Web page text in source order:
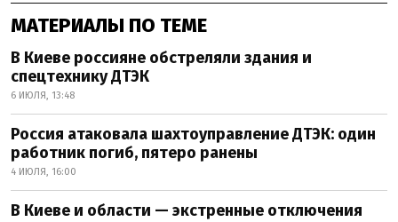
МАТЕРИАЛЫ ПО ТЕМЕ
В Киеве россияне обстреляли здания и
спецтехнику ДТЭК
6 ИЮЛЯ, 13:48
Россия атаковала шахтоуправление ДТЭК: один
работник погиб, пятеро ранены
4 ИЮЛЯ, 16:00
В Киеве и области — экстренные отключения